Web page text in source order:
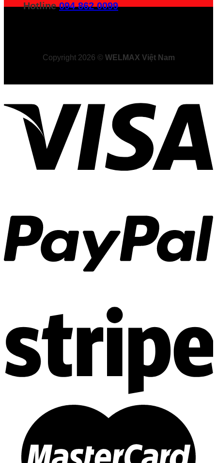
Hotline 094 862 0099
Copyright 2026 © WELMAX Việt Nam